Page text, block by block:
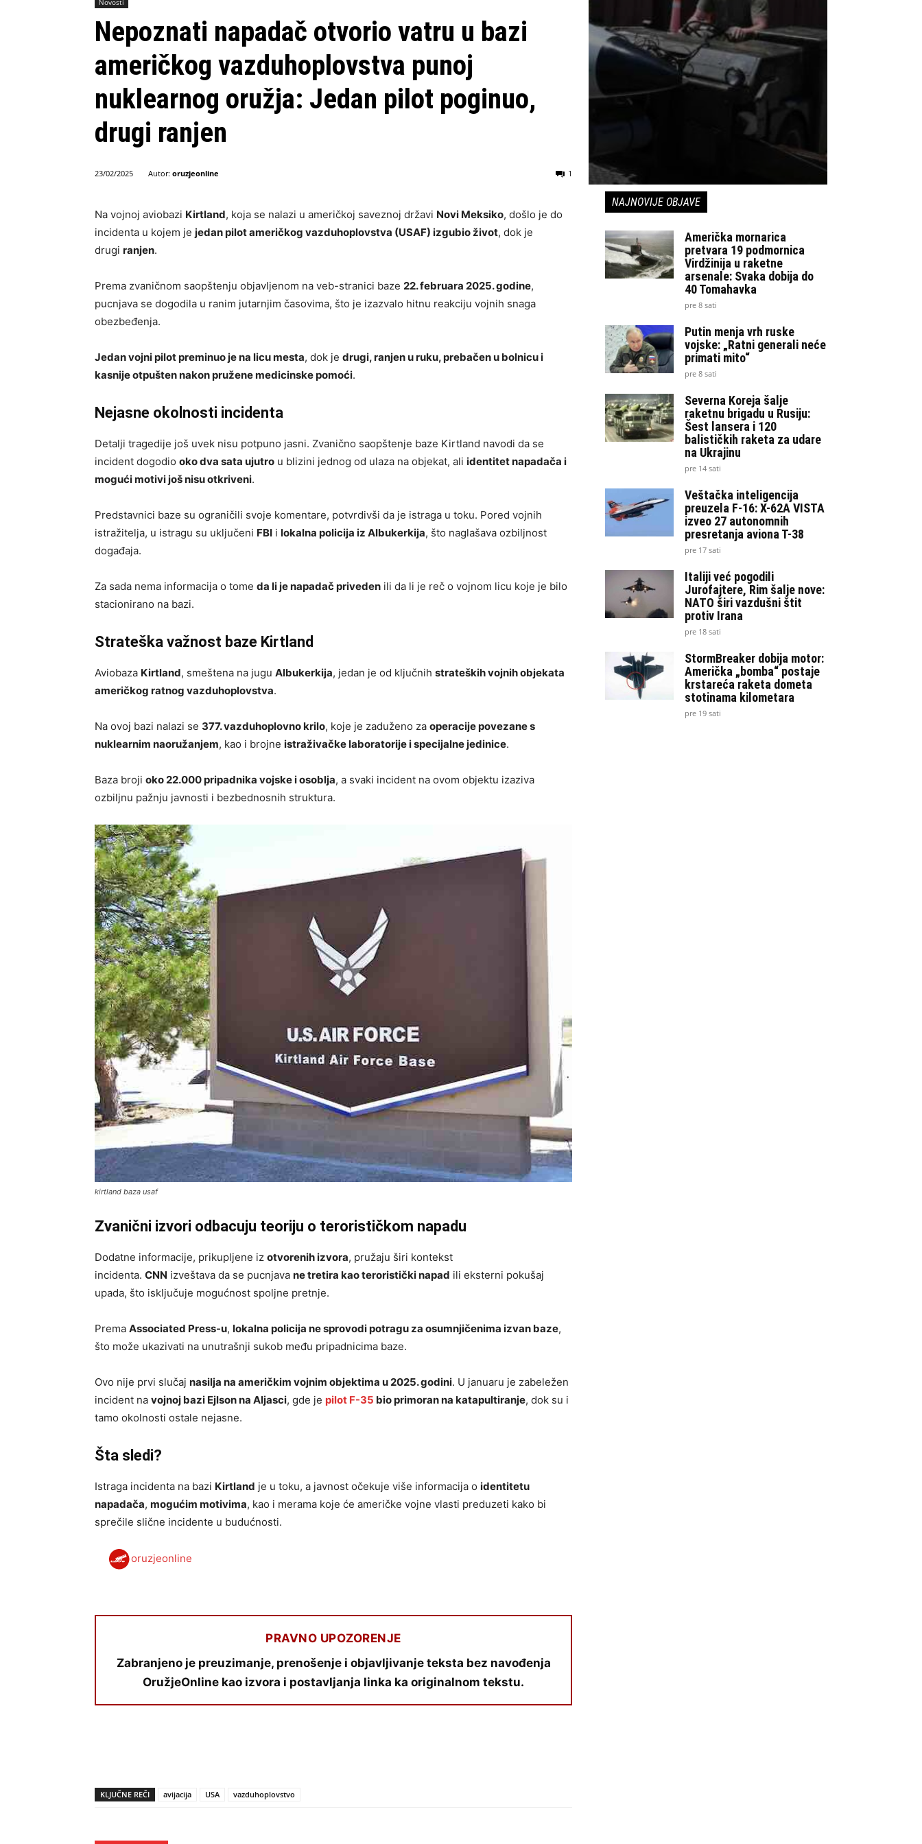
Novosti
Nepoznati napadač otvorio vatru u bazi
američkog vazduhoplovstva punoj
nuklearnog oružja: Jedan pilot poginuo,
drugi ranjen
23/02/2025 Autor: oruzjeonline 1
Na vojnoj aviobazi Kirtland, koja se nalazi u američkoj saveznoj državi Novi Meksiko, došlo je do
incidenta u kojem je jedan pilot američkog vazduhoplovstva (USAF) izgubio život, dok je
drugi ranjen.
Prema zvaničnom saopštenju objavljenom na veb-stranici baze 22. februara 2025. godine,
pucnjava se dogodila u ranim jutarnjim časovima, što je izazvalo hitnu reakciju vojnih snaga
obezbeđenja.
Jedan vojni pilot preminuo je na licu mesta, dok je drugi, ranjen u ruku, prebačen u bolnicu i
kasnije otpušten nakon pružene medicinske pomoći.
Nejasne okolnosti incidenta
Detalji tragedije još uvek nisu potpuno jasni. Zvanično saopštenje baze Kirtland navodi da se
incident dogodio oko dva sata ujutro u blizini jednog od ulaza na objekat, ali identitet napadača i
mogući motivi još nisu otkriveni.
Predstavnici baze su ograničili svoje komentare, potvrdivši da je istraga u toku. Pored vojnih
istražitelja, u istragu su uključeni FBI i lokalna policija iz Albukerkija, što naglašava ozbiljnost
događaja.
Za sada nema informacija o tome da li je napadač priveden ili da li je reč o vojnom licu koje je bilo
stacionirano na bazi.
Strateška važnost baze Kirtland
Aviobaza Kirtland, smeštena na jugu Albukerkija, jedan je od ključnih strateških vojnih objekata
američkog ratnog vazduhoplovstva.
Na ovoj bazi nalazi se 377. vazduhoplovno krilo, koje je zaduženo za operacije povezane s
nuklearnim naoružanjem, kao i brojne istraživačke laboratorije i specijalne jedinice.
Baza broji oko 22.000 pripadnika vojske i osoblja, a svaki incident na ovom objektu izaziva
ozbiljnu pažnju javnosti i bezbednosnih struktura.
kirtland baza usaf
Zvanični izvori odbacuju teoriju o terorističkom napadu
Dodatne informacije, prikupljene iz otvorenih izvora, pružaju širi kontekst
incidenta. CNN izveštava da se pucnjava ne tretira kao teroristički napad ili eksterni pokušaj
upada, što isključuje mogućnost spoljne pretnje.
Prema Associated Press-u, lokalna policija ne sprovodi potragu za osumnjičenima izvan baze,
što može ukazivati na unutrašnji sukob među pripadnicima baze.
Ovo nije prvi slučaj nasilja na američkim vojnim objektima u 2025. godini. U januaru je zabeležen
incident na vojnoj bazi Ejlson na Aljasci, gde je pilot F-35 bio primoran na katapultiranje, dok su i
tamo okolnosti ostale nejasne.
Šta sledi?
Istraga incidenta na bazi Kirtland je u toku, a javnost očekuje više informacija o identitetu
napadača, mogućim motivima, kao i merama koje će američke vojne vlasti preduzeti kako bi
sprečile slične incidente u budućnosti.
oruzjeonline
PRAVNO UPOZORENJE
Zabranjeno je preuzimanje, prenošenje i objavljivanje teksta bez navođenja
OružjeOnline kao izvora i postavljanja linka ka originalnom tekstu.
KLJUČNE REČI avijacija USA vazduhoplovstvo
NAJNOVIJE OBJAVE
Američka mornarica
pretvara 19 podmornica
Virdžinija u raketne
arsenale: Svaka dobija do
40 Tomahavka
pre 8 sati
Putin menja vrh ruske
vojske: „Ratni generali neće
primati mito“
pre 8 sati
Severna Koreja šalje
raketnu brigadu u Rusiju:
Šest lansera i 120
balističkih raketa za udare
na Ukrajinu
pre 14 sati
Veštačka inteligencija
preuzela F-16: X-62A VISTA
izveo 27 autonomnih
presretanja aviona T-38
pre 17 sati
Italiji već pogodili
Jurofajtere, Rim šalje nove:
NATO širi vazdušni štit
protiv Irana
pre 18 sati
StormBreaker dobija motor:
Američka „bomba“ postaje
krstareća raketa dometa
stotinama kilometara
pre 19 sati